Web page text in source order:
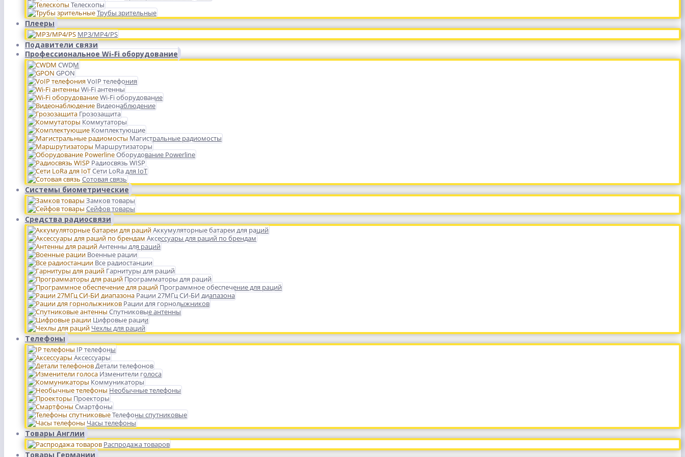
Телескопы
Трубы зрительные
Плееры
MP3/MP4/PS
Подавители связи
Профессиональное Wi-Fi оборудование
CWDM
GPON
VoIP телефония
Wi-Fi антенны
Wi-Fi оборудование
Видеонаблюдение
Грозозащита
Коммутаторы
Комплектующие
Магистральные радиомосты
Маршрутизаторы
Оборудование Powerline
Радиосвязь WISP
Сети LoRa для IoT
Сотовая связь
Системы биометрические
Замков товары
Сейфов товары
Средства радиосвязи
Аккумуляторные батареи для раций
Аксессуары для раций по брендам
Антенны для раций
Военные рации
Все радиостанции
Гарнитуры для раций
Программаторы для раций
Программное обеспечение для раций
Рации 27МГц СИ-БИ диапазона
Рации для горнолыжников
Спутниковые антенны
Цифровые рации
Чехлы для раций
Телефоны
IP телефоны
Аксессуары
Детали телефонов
Изменители голоса
Коммуникаторы
Необычные телефоны
Проекторы
Смартфоны
Телефоны спутниковые
Часы телефоны
Товары Англии
Распродажа товаров
Товары Германии